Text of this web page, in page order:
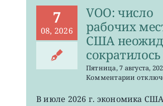
7
08, 2026
VOO: число
рабочих
США
сократилось
Пятница, 7 августа,
Комментариик
VOO:
В июле 2026 г. экономика